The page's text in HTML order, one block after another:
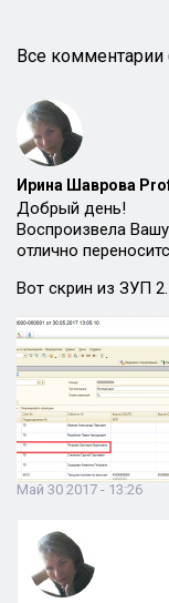
Все комментарии
Ирина Шаврова
Добрый день!
Воспроизвела
отлично
Вот скрин из ЗУП
Май 30 2017 - 13:26